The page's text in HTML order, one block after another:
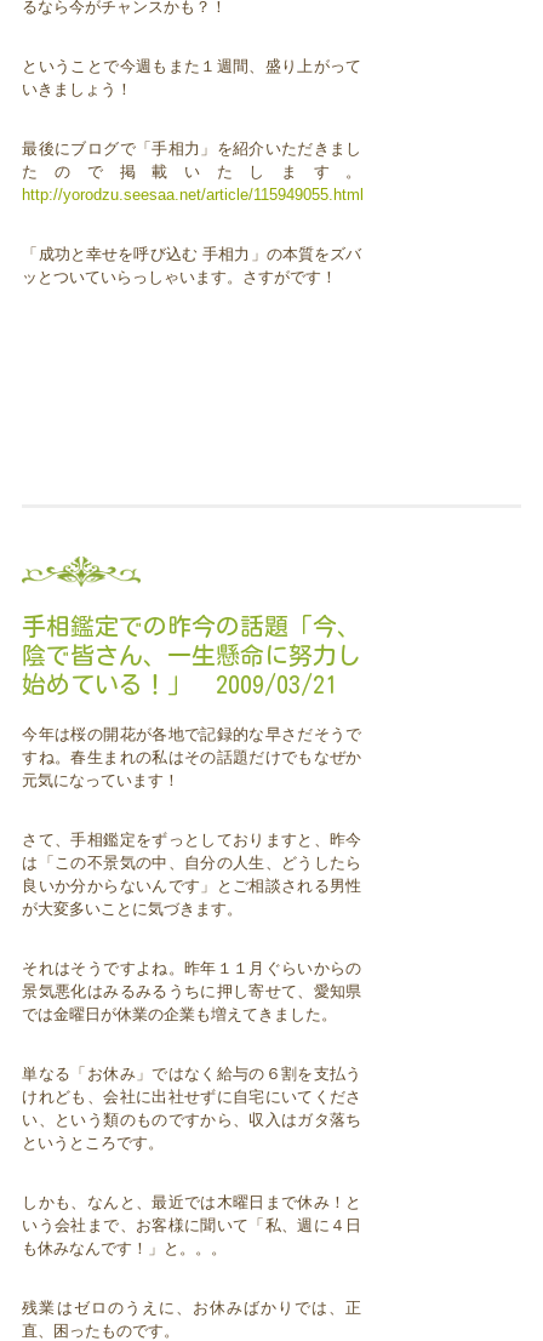
るなら今がチャンスかも？！
ということで今週もまた１週間、盛り上がって
いきましょう！
最後にブログで「手相力」を紹介いただきまし
たので掲載いたします。
http://yorodzu.seesaa.net/article/115949055.html
「成功と幸せを呼び込む 手相力」の本質をズバ
ッとついていらっしゃいます。さすがです！
手相鑑定での昨今の話題「今、
陰で皆さん、一生懸命に努力し
始めている！」 2009/03/21
今年は桜の開花が各地で記録的な早さだそうで
すね。春生まれの私はその話題だけでもなぜか
元気になっています！
さて、手相鑑定をずっとしておりますと、昨今
は「この不景気の中、自分の人生、どうしたら
良いか分からないんです」とご相談される男性
が大変多いことに気づきます。
それはそうですよね。昨年１１月ぐらいからの
景気悪化はみるみるうちに押し寄せて、愛知県
では金曜日が休業の企業も増えてきました。
単なる「お休み」ではなく給与の６割を支払う
けれども、会社に出社せずに自宅にいてくださ
い、という類のものですから、収入はガタ落ち
というところです。
しかも、なんと、最近では木曜日まで休み！と
いう会社まで、お客様に聞いて「私、週に４日
も休みなんです！」と。。。
残業はゼロのうえに、お休みばかりでは、正
直、困ったものです。